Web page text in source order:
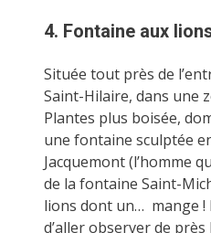
4. Fontaine aux
Située tout près de
Saint-Hilaire, dans une
Plantes plus boisée,
une fontaine sculptée
Jacquemont (l’homme
de la fontaine Saint-
lions dont un… mange !
d’aller observer de